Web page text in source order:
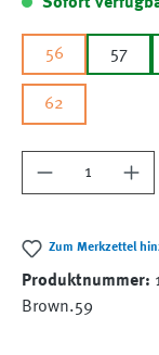
Sofort
56 57
62
Produkt
Zum Merkzettel
Produktnummer:
Brown.59